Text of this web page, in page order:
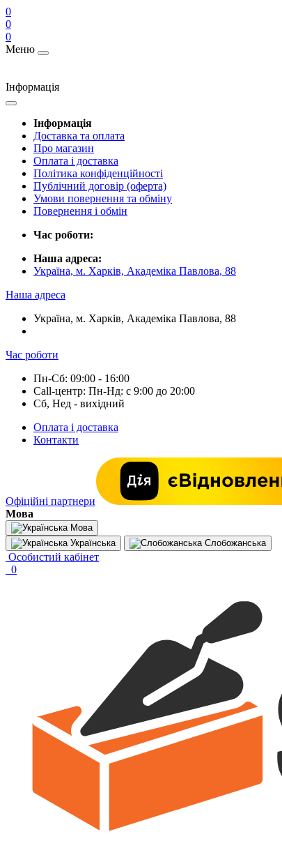
0
0
0
Меню
Інформація
Інформація
Доставка та оплата
Про магазин
Оплата і доставка
Політика конфіденційності
Публічний договір (оферта)
Умови повернення та обміну
Повернення і обмін
Час роботи:
Наша адреса:
Україна, м. Харків, Академіка Павлова, 88
Наша адреса
Україна, м. Харків, Академіка Павлова, 88
Час роботи
Пн-Сб: 09:00 - 16:00
Call-центр: Пн-Нд: с 9:00 до 20:00
Сб, Нед - вихідний
Оплата і доставка
Контакти
Офіційні партнери
Мова
Мова
Українська
Слобожанська
Особистий кабінет
0